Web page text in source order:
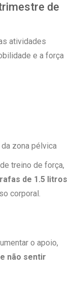
de
atividades
e a força
zona pélvica
treino de força,
de 1.5 litros
corporal.
o apoio,
não sentir